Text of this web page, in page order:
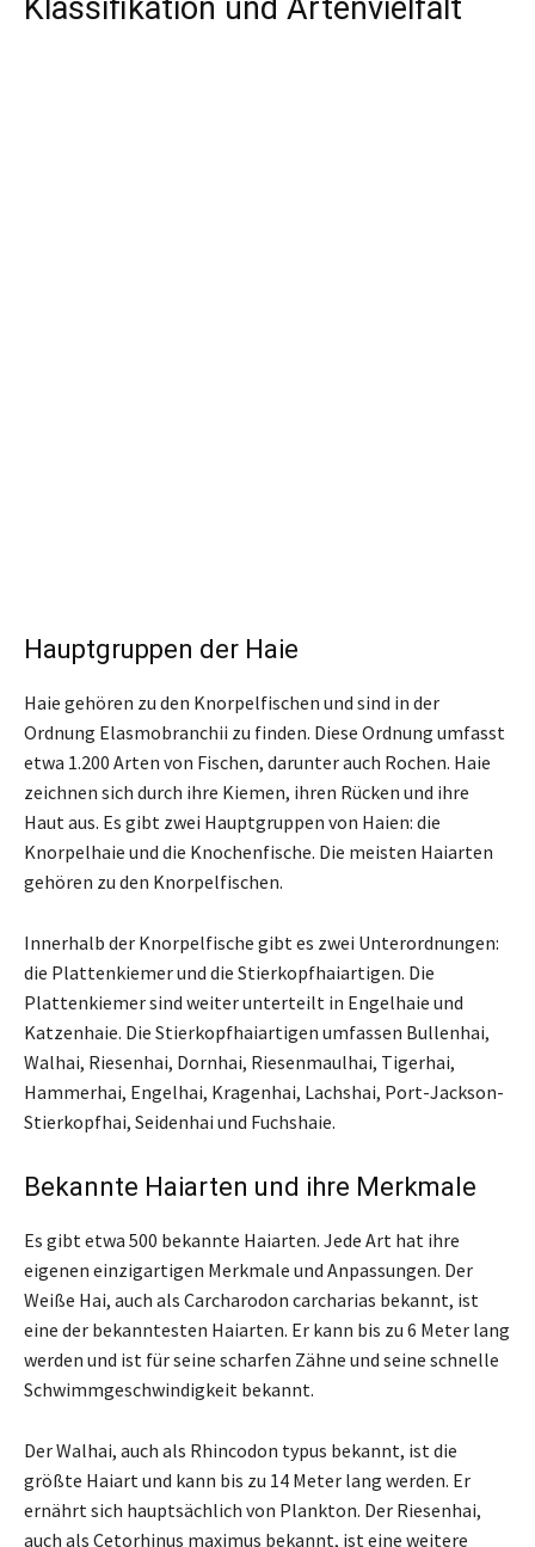
Klassifikation und Artenvielfalt
Hauptgruppen der Haie
Haie gehören zu den Knorpelfischen und sind in der
Ordnung Elasmobranchii zu finden. Diese Ordnung umfasst
etwa 1.200 Arten von Fischen, darunter auch Rochen. Haie
zeichnen sich durch ihre Kiemen, ihren Rücken und ihre
Haut aus. Es gibt zwei Hauptgruppen von Haien: die
Knorpelhaie und die Knochenfische. Die meisten Haiarten
gehören zu den Knorpelfischen.
Innerhalb der Knorpelfische gibt es zwei Unterordnungen:
die Plattenkiemer und die Stierkopfhaiartigen. Die
Plattenkiemer sind weiter unterteilt in Engelhaie und
Katzenhaie. Die Stierkopfhaiartigen umfassen Bullenhai,
Walhai, Riesenhai, Dornhai, Riesenmaulhai, Tigerhai,
Hammerhai, Engelhai, Kragenhai, Lachshai, Port-Jackson-
Stierkopfhai, Seidenhai und Fuchshaie.
Bekannte Haiarten und ihre Merkmale
Es gibt etwa 500 bekannte Haiarten. Jede Art hat ihre
eigenen einzigartigen Merkmale und Anpassungen. Der
Weiße Hai, auch als Carcharodon carcharias bekannt, ist
eine der bekanntesten Haiarten. Er kann bis zu 6 Meter lang
werden und ist für seine scharfen Zähne und seine schnelle
Schwimmgeschwindigkeit bekannt.
Der Walhai, auch als Rhincodon typus bekannt, ist die
größte Haiart und kann bis zu 14 Meter lang werden. Er
ernährt sich hauptsächlich von Plankton. Der Riesenhai,
auch als Cetorhinus maximus bekannt, ist eine weitere